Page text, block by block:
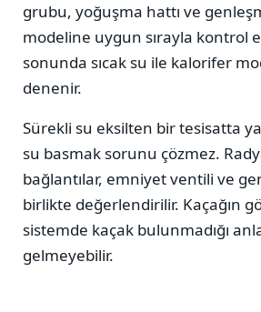
grubu, yoğuşma hattı ve
modeline uygun sırayla kontrol
sonunda sıcak su ile kalorifer
denenir.
Sürekli su eksilten bir tesisatta
su basmak sorunu çözmez.
bağlantılar, emniyet ventili ve
birlikte değerlendirilir. Kaçağın
sistemde kaçak bulunmadığı
gelmeyebilir.